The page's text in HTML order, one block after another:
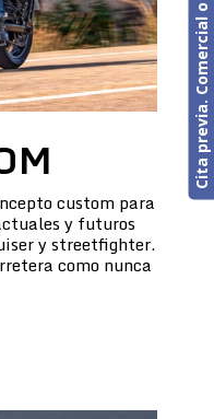
custom para
y futuros
y streetfighter.
como nunca
Cita previa. Comercial o Taller